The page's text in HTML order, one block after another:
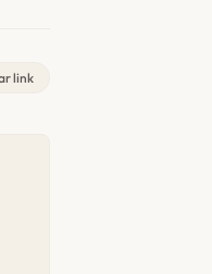
link